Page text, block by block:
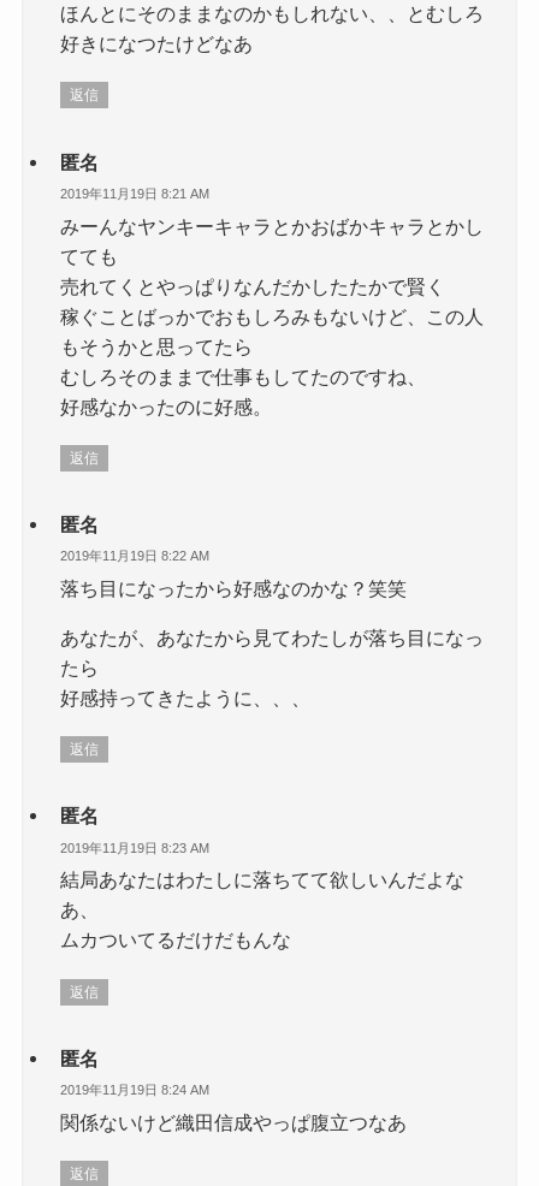
ほんとにそのままなのかもしれない、、とむしろ
好きになつたけどなあ
返信
匿名
2019年11月19日 8:21 AM
みーんなヤンキーキャラとかおばかキャラとかし
てても
売れてくとやっぱりなんだかしたたかで賢く
稼ぐことばっかでおもしろみもないけど、この人
もそうかと思ってたら
むしろそのままで仕事もしてたのですね、
好感なかったのに好感。
返信
匿名
2019年11月19日 8:22 AM
落ち目になったから好感なのかな？笑笑
あなたが、あなたから見てわたしが落ち目になっ
たら
好感持ってきたように、、、
返信
匿名
2019年11月19日 8:23 AM
結局あなたはわたしに落ちてて欲しいんだよな
あ、
ムカついてるだけだもんな
返信
匿名
2019年11月19日 8:24 AM
関係ないけど織田信成やっぱ腹立つなあ
返信